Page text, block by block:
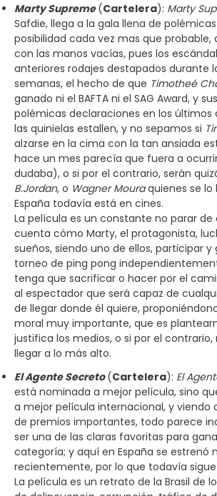
Marty Supreme(Cartelera): Marty
Safdie, llega a la gala llena de
posibilidad cada vez mas que probable,
con las manos vacías, pues los
anteriores rodajes destapados durante
semanas, el hecho de que Timotheé
ganado ni el BAFTA ni el SAG Award, y
polémicas declaraciones en los últimos
las quinielas estallen, y no sepamos si
alzarse en la cima con la tan ansiada
hace un mes parecía que fuera a
dudaba), o si por el contrario, serán
B.Jordan, o Wagner Mouraquienes se lo
España todavía está en cines.
La película es un constante no parar de
cuenta cómo Marty, el protagonista,
sueños, siendo uno de ellos, participar
torneo de ping pong
tenga que sacrificar o hacer por el
al espectador que será capaz de
de llegar donde él quiere,
moral muy importante, que es
justifica los medios, o si por el
llegar a lo más alto.
El Agente Secreto(Cartelera): El
está nominada a mejor película, sino
a mejor película internacional, y viendo
de premios importantes, todo parece
ser una de las claras favoritas para
categoría; y aquí en España se estrenó
recientemente, por lo que todavía
La película es un retrato de la Brasil de